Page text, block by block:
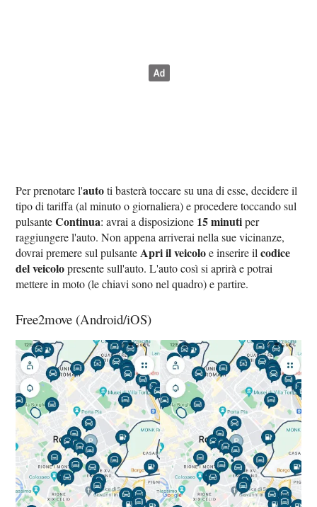
Per prenotare l'autoti basterà toccare su una di esse, decidere il
tipo di tariffa (al minuto o giornaliera) e procedere toccando sul
pulsanteContinua: avrai a disposizione 15 minutiper
raggiungere l'auto. Non appena arriverai nella sue vicinanze,
dovrai premere sul pulsante Apri il veicoloe inserire ilcodice
del veicolopresente sull'auto. L'auto così si aprirà e potrai
mettere in moto (le chiavi sono nel quadro) e partire.
Free2move (Android/iOS)